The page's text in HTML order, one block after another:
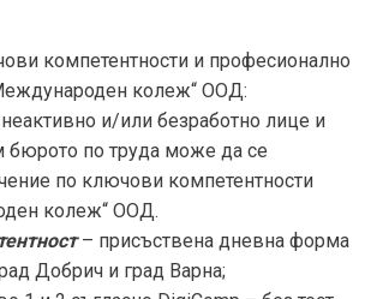
компетентности и професионално
колеж“ ООД:
и/или безработно лице и
бюрото по труда може да се
по ключови компетентности
колеж“ ООД.
– присъствена дневна форма
Добрич и град Варна;